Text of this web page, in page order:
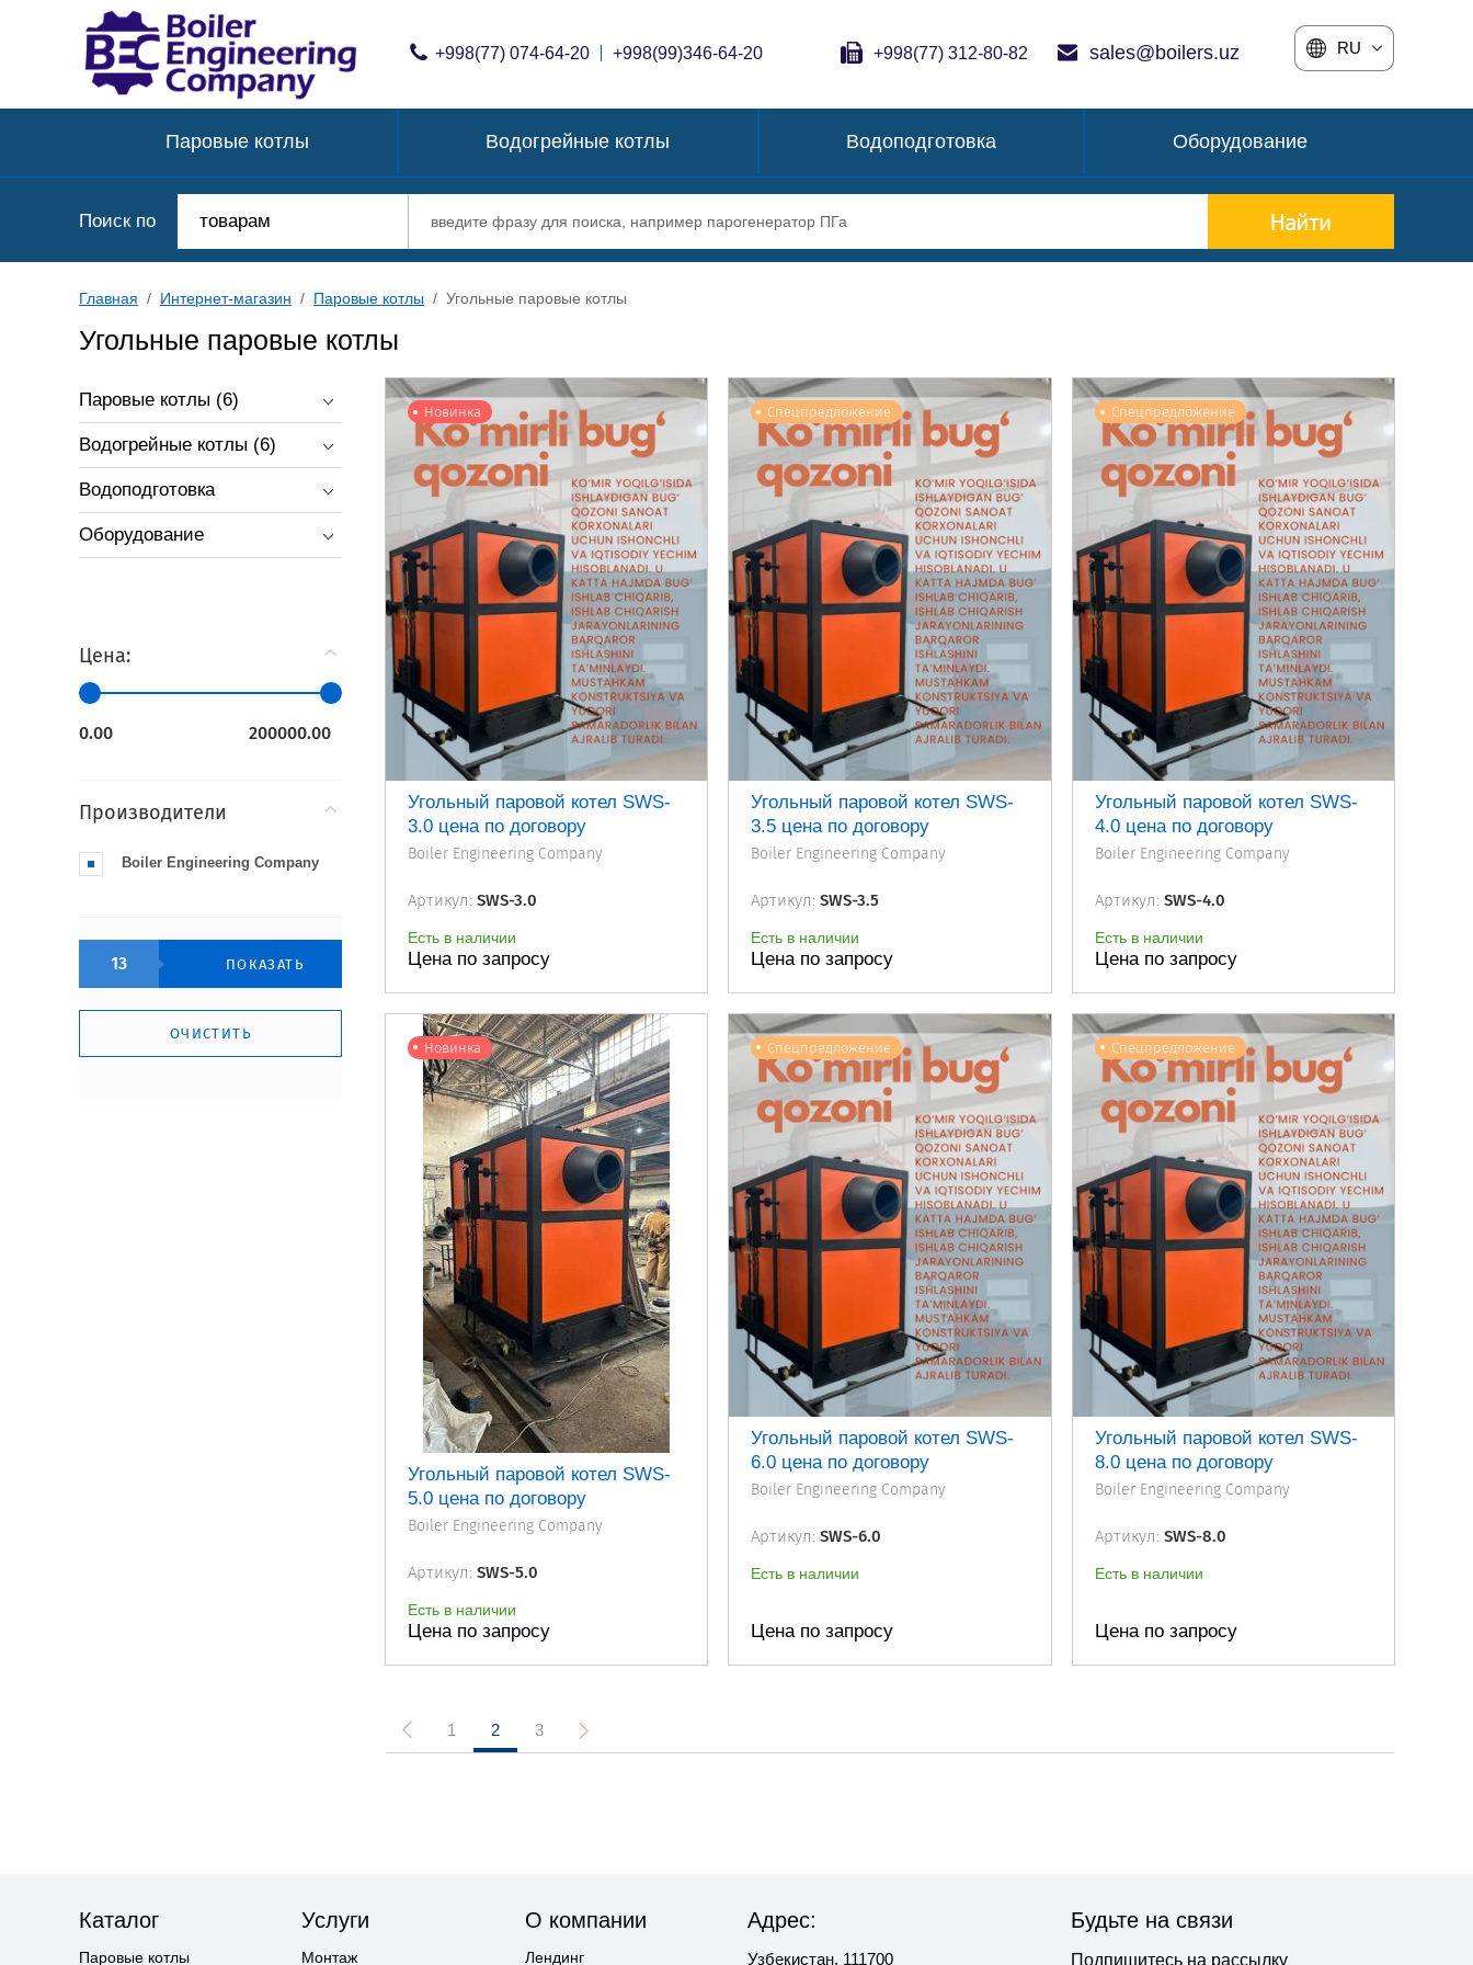
+998(77) 074-64-20 +998(99)346-64-20 +998(77) 312-80-82 sales@boilers.uz RU
Паровые котлы Водогрейные котлы Водоподготовка Оборудование
Поиск по товарам
Главная / Интернет-магазин / Паровые котлы / Угольные паровые котлы
Угольные паровые котлы
Паровые котлы (6)
Водогрейные котлы (6)
Водоподготовка
Оборудование
Цена:
Производители
Boiler Engineering Company
13 ПОКАЗАТЬ
ОЧИСТИТЬ
Новинка
Угольный паровой котел SWS-
3.0 цена по договору
Boiler Engineering Company
Артикул: SWS-3.0
Есть в наличии
Цена по запросу
Спецпредложение
Угольный паровой котел SWS-
3.5 цена по договору
Boiler Engineering Company
Артикул: SWS-3.5
Есть в наличии
Цена по запросу
Спецпредложение
Угольный паровой котел SWS-
4.0 цена по договору
Boiler Engineering Company
Артикул: SWS-4.0
Есть в наличии
Цена по запросу
Новинка
Угольный паровой котел SWS-
5.0 цена по договору
Boiler Engineering Company
Артикул: SWS-5.0
Есть в наличии
Цена по запросу
Спецпредложение
Угольный паровой котел SWS-
6.0 цена по договору
Boiler Engineering Company
Артикул: SWS-6.0
Есть в наличии
Цена по запросу
Спецпредложение
Угольный паровой котел SWS-
8.0 цена по договору
Boiler Engineering Company
Артикул: SWS-8.0
Есть в наличии
Цена по запросу
1 2 3
Каталог
Паровые котлы
Услуги
Монтаж
О компании
Лендинг
Адрес:
Узбекистан, 111700
Будьте на связи
Подпишитесь на рассылку